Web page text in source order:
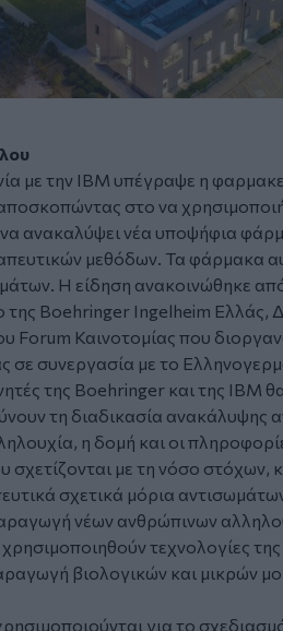
με την IBM υπέγραψε η
στο να
ανακαλύψει νέα υποψήφια
μεθόδων. Τα φάρμακα
Η είδηση ανακοινώθηκε
της Boehringer Ingelheim Ελλάς,
Forum Καινοτομίας που
σε συνεργασία με το
της Boehringer και της IBM
τη διαδικασία ανακάλυψης
η δομή και οι
με τη νόσο στόχων,
σχετικά μόρια
νέων ανθρώπινων
τεχνολογίες
βιολογικών και μικρών
για το